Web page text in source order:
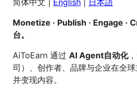
Monetize · Publish · Engage ·
台。
AiToEarn 通过 AI Agent自动化
司）、创作者、品牌与企业在全
并变现内容。